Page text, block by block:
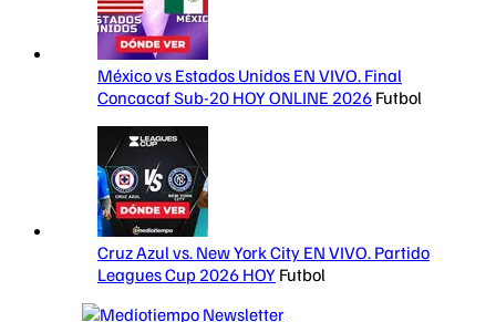
México vs Estados Unidos EN VIVO. Final
Concacaf Sub-20 HOY ONLINE 2026 Futbol
Cruz Azul vs. New York City EN VIVO. Partido
Leagues Cup 2026 HOY Futbol